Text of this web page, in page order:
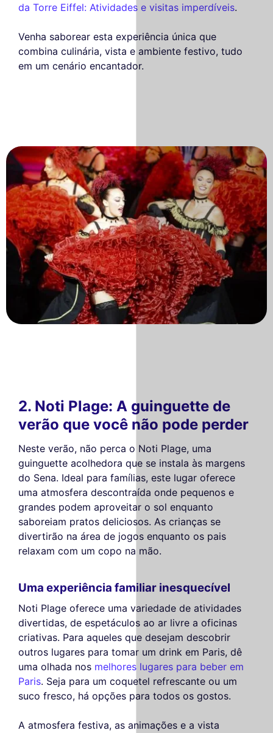
da Torre Eiffel: Atividades e visitas imperdíveis.
Venha saborear esta experiência única que
combina culinária, vista e ambiente festivo, tudo
em um cenário encantador.
2. Noti Plage: A guinguette de
verão que você não pode perder
Neste verão, não perca o Noti Plage, uma
guinguette acolhedora que se instala às margens
do Sena. Ideal para famílias, este lugar oferece
uma atmosfera descontraída onde pequenos e
grandes podem aproveitar o sol enquanto
saboreiam pratos deliciosos. As crianças se
divertirão na área de jogos enquanto os pais
relaxam com um copo na mão.
Uma experiência familiar inesquecível
Noti Plage oferece uma variedade de atividades
divertidas, de espetáculos ao ar livre a oficinas
criativas. Para aqueles que desejam descobrir
outros lugares para tomar um drink em Paris, dê
uma olhada nos melhores lugares para beber em
Paris. Seja para um coquetel refrescante ou um
suco fresco, há opções para todos os gostos.
A atmosfera festiva, as animações e a vista